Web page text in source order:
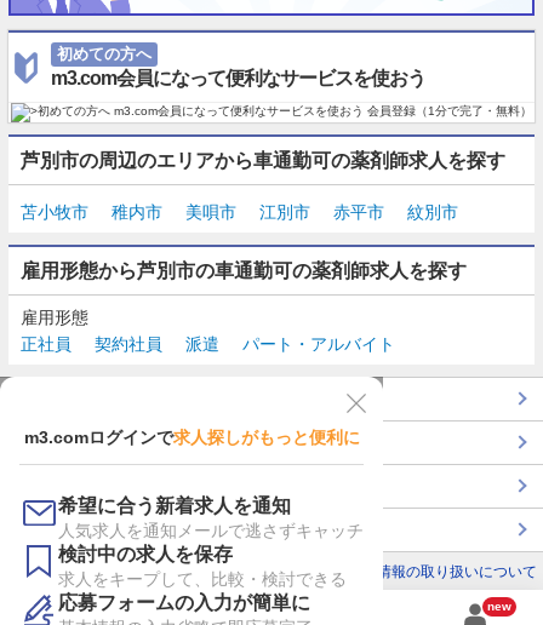
初めての方へ
m3.com会員になって便利なサービスを使おう
芦別市の周辺のエリアから車通勤可の薬剤師求人を探す
苫小牧市 稚内市 美唄市 江別市 赤平市 紋別市
雇用形態から芦別市の車通勤可の薬剤師求人を探す
雇用形態
正社員
契約社員 派遣 パート・アルバイト
new
m3.comログインで求人探しがもっと便利に
希望に合う新着求人を通知
人気求人を通知メールで逃さずキャッチ
検討中の求人を保存
求人をキープして、比較・検討できる
応募フォームの入力が簡単に
最近チェックした求人一覧
コンサルタントに転職相談
利用規約 個人情報の取り扱いについて